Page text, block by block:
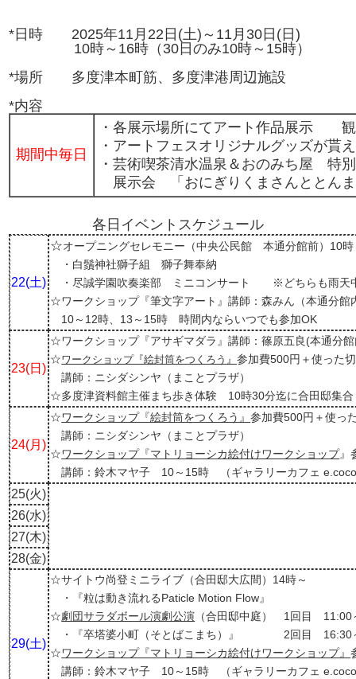
*日時 2025年11月22日(土)～11月30日(日)
10時～16時（30日のみ10時～15時）
*場所 多度津本町筋、多度津港周辺施設
*内容
期間中毎日
・各展示場所にてアート作品展示 観
・アートフェスオリジナルグッズが貰
・芸術喫茶清水温泉＆おのみち屋 特
展示会 「おにぎりくまさんととん
各日イベントスケジュール
22(土)
☆オープニングセレモニー（中央公民館 本通分館前）10時
・白鬚神社獅子組 獅子舞奉納
・尽誠学園吹奏楽部 ミニコンサート ※どちらも雨天
☆ワークショップ『筆文字アート』講師：森みん（本通分館
10～12時、13～15時 時間内ならいつでも参加OK
23(日)
☆ワークショップ『アサギマダラ』講師：篠原五良(本通分
☆ワークショップ『絵封筒をつくろう』参加費500円＋使った
講師：ニシダシンヤ（まことプラザ）
☆多度津資料館主催まち歩き体験 10時30分迄に合田邸集
24(月)
☆ワークショップ『絵封筒をつくろう』参加費500円＋使っ
講師：ニシダシンヤ（まことプラザ）
☆ワークショップ『マトリョーシカ絵付けワークショップ』
講師：鈴木マヤ子 10～15時 （ギャラリーカフェ
25(火)
26(水)
27(木)
28(金)
29(土)
☆サイトウ尚登ミニライブ（合田邸大広間）14時～
・
『粒は動き流れるPaticle Motion Flow』
☆劇団サラダボール演劇公演 （合田邸中庭） 1回目 11:00
・『卒塔婆小町（そとばこまち）』 2回目 16:30
☆ワークショップ『マトリョーシカ絵付けワークショップ』
講師：鈴木マヤ子 10～15時 （ギャラリーカフェ